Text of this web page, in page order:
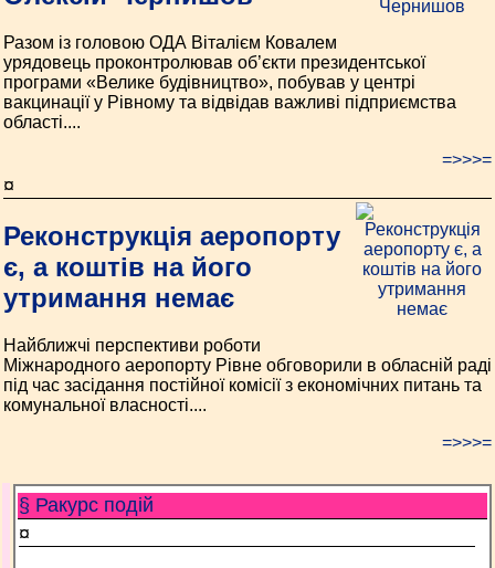
Разом із головою ОДА Віталієм Ковалем
урядовець проконтролював об’єкти президентської
програми «Велике будівництво», побував у центрі
вакцинації у Рівному та відвідав важливі підприємства
області....
=>>>=
¤
Реконструкція аеропорту
є, а коштів на його
утримання немає
Найближчі перспективи роботи
Міжнародного аеропорту Рівне обговорили в обласній раді
під час засідання постійної комісії з економічних питань та
комунальної власності....
=>>>=
§ Ракурс подій
¤